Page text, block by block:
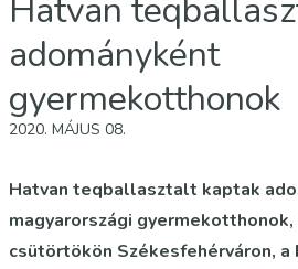
Hatvan
adományként
gyermekotthonok
2020. MÁJUS 08.
Hatvan teqballasztalt kaptak
magyarországi
csütörtökön Székesfehérváron, a